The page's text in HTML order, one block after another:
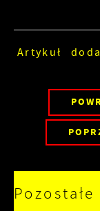
Artykuł